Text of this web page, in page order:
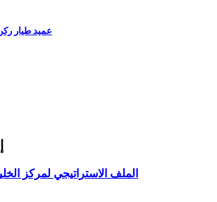
عميد طيار
الملف الاستراتيجي لمركز الخليج